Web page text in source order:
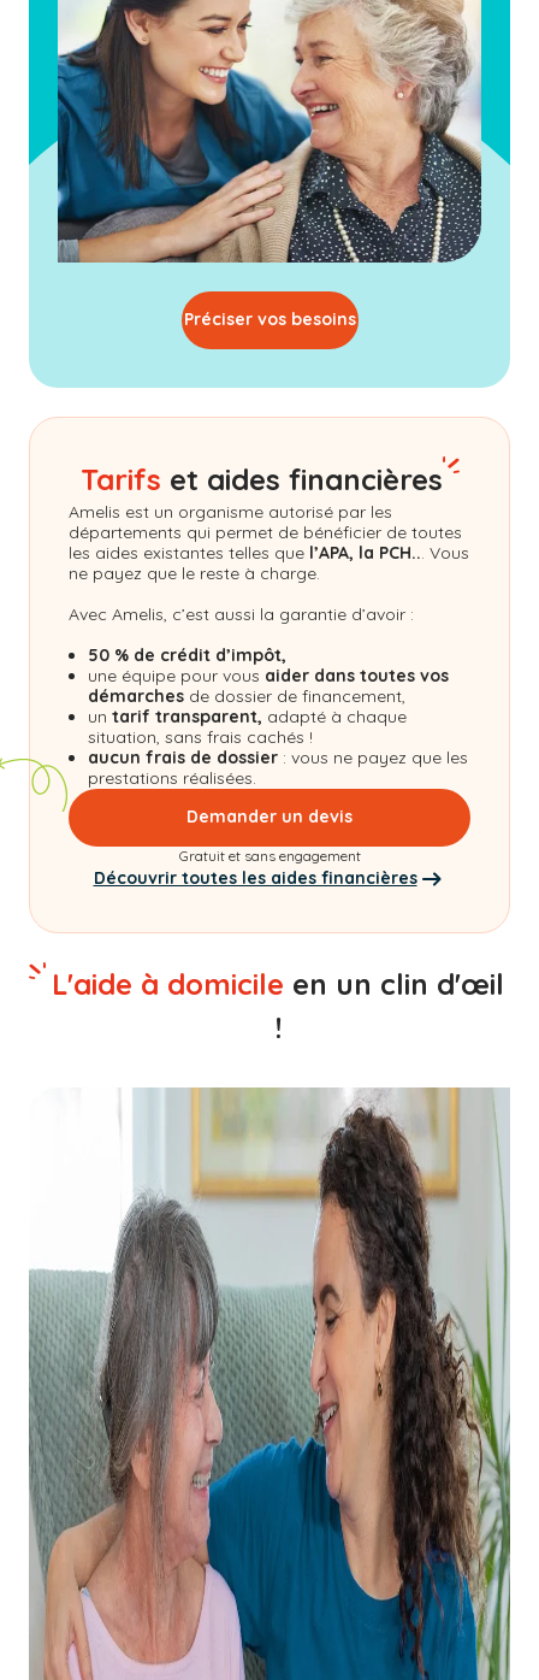
Préciser vos besoins
Tarifs et aides financières
Amelis est un organisme autorisé par les
départements qui permet de bénéficier de toutes
les aides existantes telles que l’APA, la PCH... Vous
ne payez que le reste à charge.
Avec Amelis, c’est aussi la garantie d’avoir :
50 % de crédit d’impôt,
une équipe pour vous aider dans toutes vos
démarches de dossier de financement,
un tarif transparent, adapté à chaque
situation, sans frais cachés !
aucun frais de dossier : vous ne payez que les
prestations réalisées.
Demander un devis
Gratuit et sans engagement
Découvrir toutes les aides financières
L'aide à domicile en un clin d'œil
!